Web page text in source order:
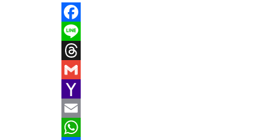
F
a
c
b
o
L
e
T
r
e
G
m
a
Y
aE